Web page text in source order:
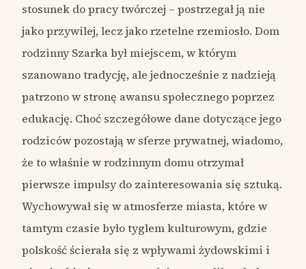
stosunek do pracy twórczej – postrzegał ją nie
jako przywilej, lecz jako rzetelne rzemiosło. Dom
rodzinny Szarka był miejscem, w którym
szanowano tradycję, ale jednocześnie z nadzieją
patrzono w stronę awansu społecznego poprzez
edukację. Choć szczegółowe dane dotyczące jego
rodziców pozostają w sferze prywatnej, wiadomo,
że to właśnie w rodzinnym domu otrzymał
pierwsze impulsy do zainteresowania się sztuką.
Wychowywał się w atmosferze miasta, które w
tamtym czasie było tyglem kulturowym, gdzie
polskość ścierała się z wpływami żydowskimi i